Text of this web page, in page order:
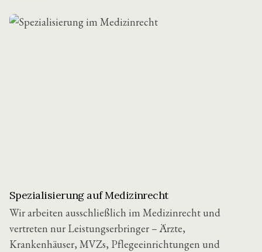
Spezialisierung auf Medizinrecht
Wir arbeiten ausschließlich im Medizinrecht und
vertreten nur Leistungserbringer – Ärzte,
Krankenhäuser, MVZs, Pflegeeinrichtungen und